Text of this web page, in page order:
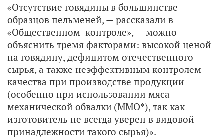
«Отсутствие говядины в большинстве
образцов пельменей, — рассказали в
«Общественном контроле», — можно
объяснить тремя факторами: высокой ценой
на говядину, дефицитом отечественного
сырья, а также неэффективным контролем
качества при производстве продукции
(особенно при использовании мяса
механической обвалки (ММО*), так как
изготовитель не всегда уверен в видовой
принадлежности такого сырья)».